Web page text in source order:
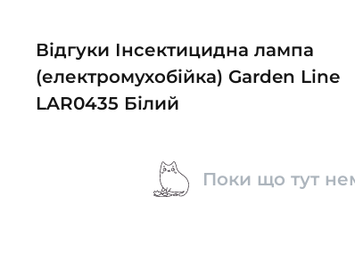
Відгуки Інсектицидна лампа
(електромухобійка) Garden Line
LAR0435 Білий
Поки що тут